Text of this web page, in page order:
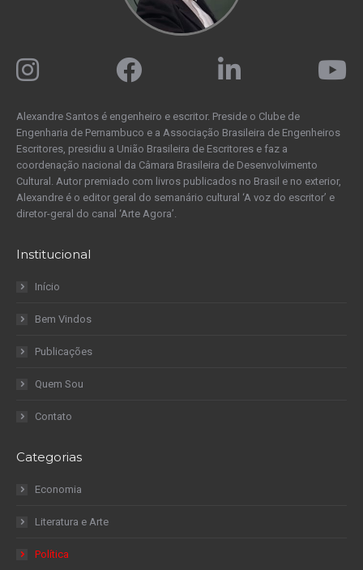
Alexandre Santos é engenheiro e escritor. Preside o Clube de
Engenharia de Pernambuco e a Associação Brasileira de Engenheiros
Escritores, presidiu a União Brasileira de Escritores e faz a
coordenação nacional da Câmara Brasileira de Desenvolvimento
Cultural. Autor premiado com livros publicados no Brasil e no exterior,
Alexandre é o editor geral do semanário cultural ‘A voz do escritor’ e
diretor-geral do canal ‘Arte Agora’.
Institucional
Início
Bem Vindos
Publicações
Quem Sou
Contato
Categorias
Economia
Literatura e Arte
Política